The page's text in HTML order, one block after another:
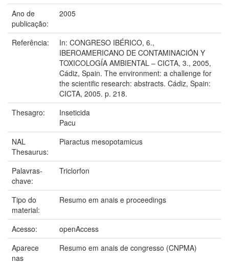
Ano de
publicação:
2005
Referência:
In: CONGRESO IBÉRICO, 6.,
IBEROAMERICANO DE CONTAMINACIÓN Y
TOXICOLOGÍA AMBIENTAL – CICTA, 3., 2005,
Cádiz, Spain. The environment: a challenge for
the scientific research: abstracts. Cádiz, Spain:
CICTA, 2005. p. 218.
Thesagro:
Inseticida
Pacu
NAL
Thesaurus:
Piaractus mesopotamicus
Palavras-
chave:
Triclorfon
Tipo do
material:
Resumo em anais e proceedings
Acesso:
openAccess
Aparece
nas
Resumo em anais de congresso (CNPMA)